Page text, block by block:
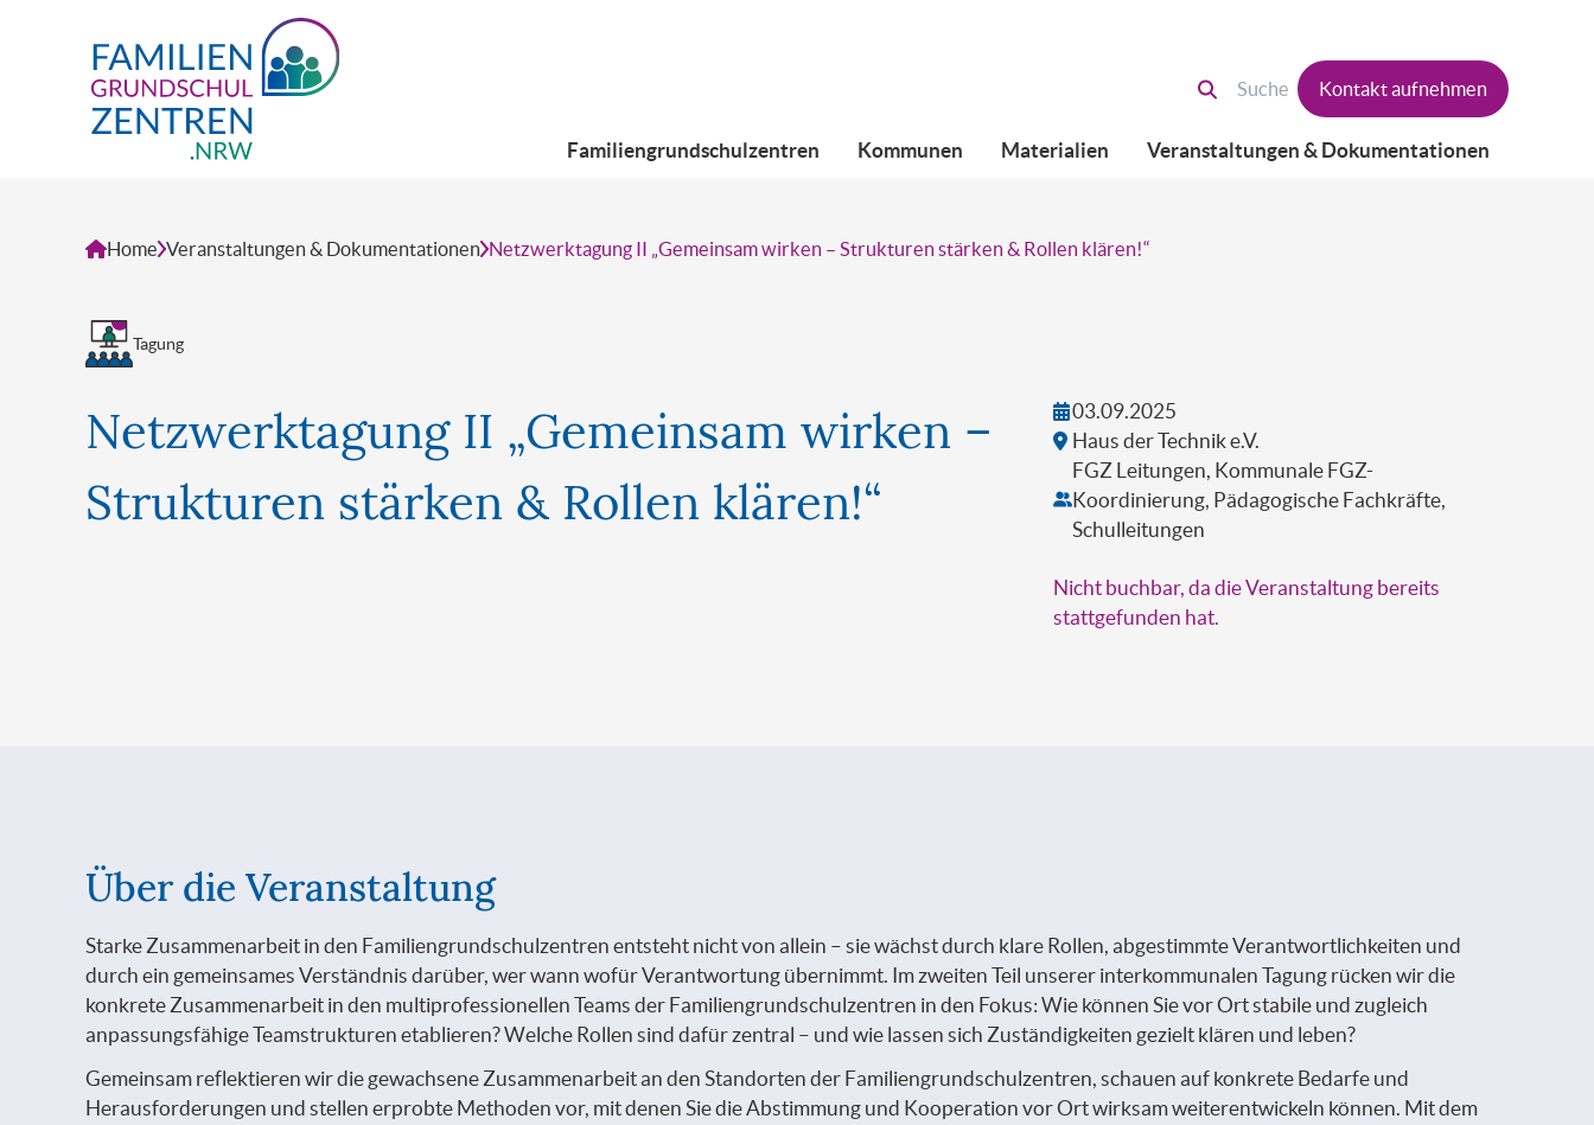
Kontakt aufnehmen
Familiengrundschulzentren Kommunen Materialien Veranstaltungen & Dokumentationen
Home Veranstaltungen & Dokumentationen Netzwerktagung II „Gemeinsam wirken – Strukturen stärken & Rollen klären!“
Tagung
Netzwerktagung II „Gemeinsam wirken –
Strukturen stärken & Rollen klären!“
03.09.2025
Haus der Technik e.V.
FGZ Leitungen, Kommunale FGZ-
Koordinierung, Pädagogische Fachkräfte,
Schulleitungen
Nicht buchbar, da die Veranstaltung bereits
stattgefunden hat.
Über die Veranstaltung
Starke Zusammenarbeit in den Familiengrundschulzentren entsteht nicht von allein – sie wächst durch klare Rollen, abgestimmte Verantwortlichkeiten und
durch ein gemeinsames Verständnis darüber, wer wann wofür Verantwortung übernimmt. Im zweiten Teil unserer interkommunalen Tagung rücken wir die
konkrete Zusammenarbeit in den multiprofessionellen Teams der Familiengrundschulzentren in den Fokus: Wie können Sie vor Ort stabile und zugleich
anpassungsfähige Teamstrukturen etablieren? Welche Rollen sind dafür zentral – und wie lassen sich Zuständigkeiten gezielt klären und leben?
Gemeinsam reflektieren wir die gewachsene Zusammenarbeit an den Standorten der Familiengrundschulzentren, schauen auf konkrete Bedarfe und
Herausforderungen und stellen erprobte Methoden vor, mit denen Sie die Abstimmung und Kooperation vor Ort wirksam weiterentwickeln können. Mit dem